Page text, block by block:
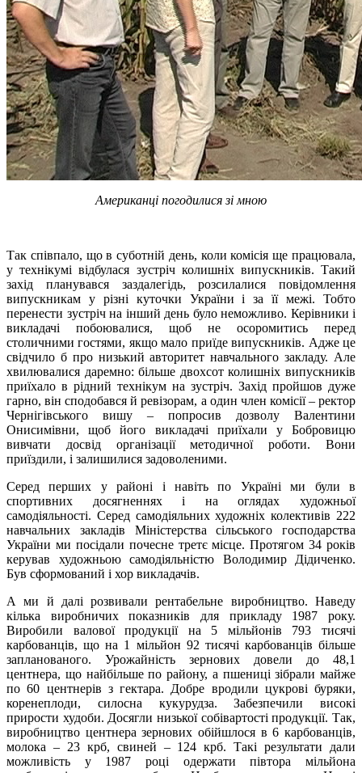
Американці погодилися зі мною
Так співпало, що в суботній день, коли комісія ще працювала,
у технікумі відбулася зустріч колишніх випускників. Такий
захід планувався заздалегідь, розсилалися повідомлення
випускникам у різні куточки України і за її межі. Тобто
перенести зустріч на інший день було неможливо. Керівники і
викладачі побоювалися, щоб не осоромитись перед
столичними гостями, якщо мало приїде випускників. Адже це
свідчило б про низький авторитет навчального закладу. Але
хвилювалися даремно: більше двохсот колишніх випускників
приїхало в рідний технікум на зустріч. Захід пройшов дуже
гарно, він сподобався й ревізорам, а один член комісії – ректор
Чернігівського вишу – попросив дозволу Валентини
Онисимівни, щоб його викладачі приїхали у Бобровицю
вивчати досвід організації методичної роботи. Вони
приїздили, і залишилися задоволеними.
Серед перших у районі і навіть по Україні ми були в
спортивних досягненнях і на оглядах художньої
самодіяльності. Серед самодіяльних художніх колективів 222
навчальних закладів Міністерства сільського господарства
України ми посідали почесне третє місце. Протягом 34 років
керував художньою самодіяльністю Володимир Дідиченко.
Був сформований і хор викладачів.
А ми й далі розвивали рентабельне виробництво. Наведу
кілька виробничих показників для прикладу 1987 року.
Виробили валової продукції на 5 мільйонів 793 тисячі
карбованців, що на 1 мільйон 92 тисячі карбованців більше
запланованого. Урожайність зернових довели до 48,1
центнера, що найбільше по району, а пшениці зібрали майже
по 60 центнерів з гектара. Добре вродили цукрові буряки,
коренеплоди, силосна кукурудза. Забезпечили високі
прирости худоби. Досягли низької собівартості продукції. Так,
виробництво центнера зернових обійшлося в 6 карбованців,
молока – 23 крб, свиней – 124 крб. Такі результати дали
можливість у 1987 році одержати півтора мільйона